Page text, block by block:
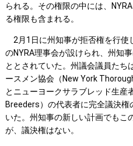
られる。その権限の中には、
る権限も含まれる。
2月1日に州知事が拒否権を行使
のNYRA理事会が設けられ、州知
ととされていた。州議会議員たち
ースメン協会（New York
とニューヨークサラブレッド生産
Breeders）の代表者に完全議決
いた。州知事の新しい計画でもこ
が、議決権はない。